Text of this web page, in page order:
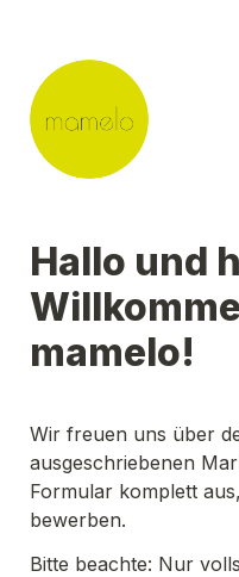
Hallo und
mamelo!
Wir freuen uns über
ausgeschriebenen
Formular komplett
bewerben.
Bitte beachte: Nur